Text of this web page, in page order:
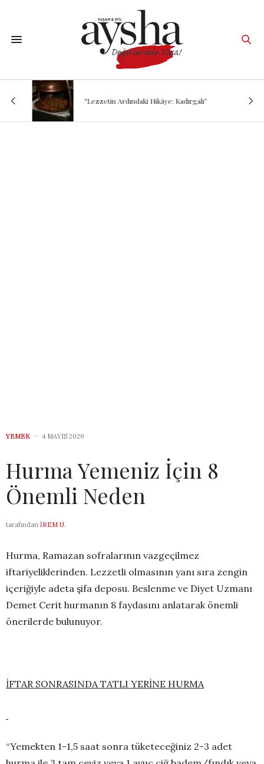
“Lezzetin Ardındaki Hikâye: Kadırgalı”
YEMEK 4 MAYIS 2020
Hurma Yemeniz İçin 8
Önemli Neden
tarafından İREM U.
Hurma, Ramazan sofralarının vazgeçilmez
iftariyeliklerinden. Lezzetli olmasının yanı sıra zengin
içeriğiyle adeta şifa deposu. Beslenme ve Diyet Uzmanı
Demet Cerit hurmanın 8 faydasını anlatarak önemli
önerilerde bulunuyor.
İFTAR SONRASINDA TATLI YERİNE HURMA
“Yemekten 1-1,5 saat sonra tüketeceğiniz 2-3 adet